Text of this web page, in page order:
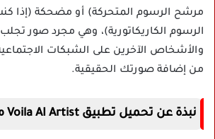
مرشح الرسوم المتحركة) أو مضحكة (إذا
الرسوم الكاريكاتورية)، وهي مجرد صور
والأشخاص الآخرين على الشبكات الاجتماعية
من إضافة صورتك الحقيقية.
نبذة عن تحميل تطبيق Voila AI Artist مهكر